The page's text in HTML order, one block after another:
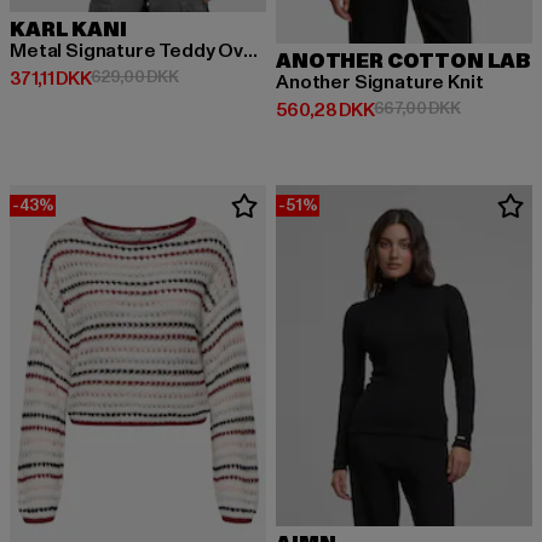
KARL KANI
Metal Signature Teddy Oversized
371,11 DKK
Nuværende pris: 371,11 DKK
629,00 DKKKampagnepris: 629,00 DKK
ANOTHER COTTON LAB
Another Signature Knit
560,28 DKK
Nuværende pris: 560,28 DKK
667,00 DKK
-43% -51%